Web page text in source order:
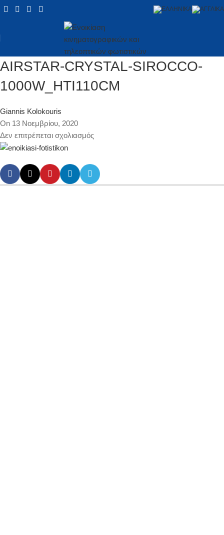
AIRSTAR-CRYSTAL-SIROCCO-
1000W_HTI110CM
Giannis Kolokouris
On 13 Νοεμβρίου, 2020
Δεν επιτρέπεται σχολιασμός